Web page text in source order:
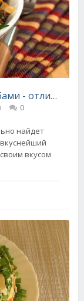
Французский салат с грибами - отличная замена мясным салатам
0
найдет
вкусом